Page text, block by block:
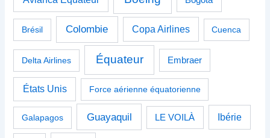
Brésil Colombie Copa Airlines Cuenca
Delta Airlines Équateur Embraer
États Unis Force aérienne équatorienne
Galapagos Guayaquil LE VOILÀ Ibérie